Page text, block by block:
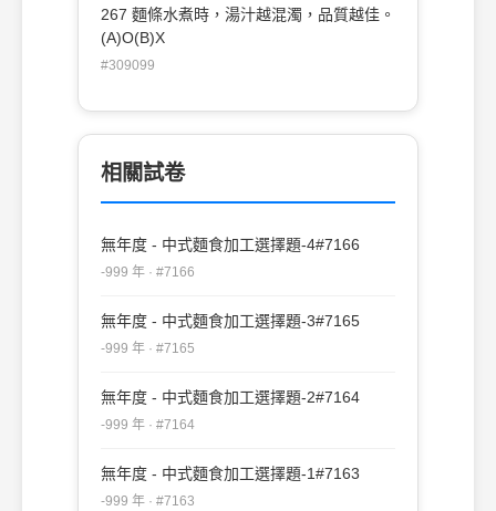
267 麵條水煮時，湯汁越混濁，品質越佳。
(A)O(B)X
#309099
相關試卷
無年度 - 中式麵食加工選擇題-4#7166
-999 年 · #7166
無年度 - 中式麵食加工選擇題-3#7165
-999 年 · #7165
無年度 - 中式麵食加工選擇題-2#7164
-999 年 · #7164
無年度 - 中式麵食加工選擇題-1#7163
-999 年 · #7163